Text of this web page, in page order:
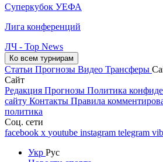
Суперкубок УЕФА
Лига конференций
ЛЧ - Top News
Ко всем турнирам
Статьи Прогнозы Видео Трансферы
Сайт
Редакция Прогнозы Политика
сайту Контакты Правила
политика
Соц. сети
facebook x youtube instagram telegram
Укр Рус